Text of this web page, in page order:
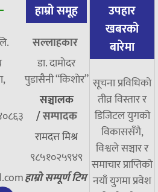
हाम्रो समूह
सल्लाहकार
डा. दामाेदर
पुडासैनी “किशाेर”
सञ्चालक
/सम्पादक
रामदत्त मिश्र
९८५१०२५९४९
हाम्रो सम्पूर्ण टिम
उपहार
खबरको
बारेमा
सूचना प्रविधिको
तीव्र विस्तार र
डिजिटल युगको
विकाससँगै,
विश्वले सञ्चार र
समाचार प्राप्तिको
नयाँ युगमा प्रवेश